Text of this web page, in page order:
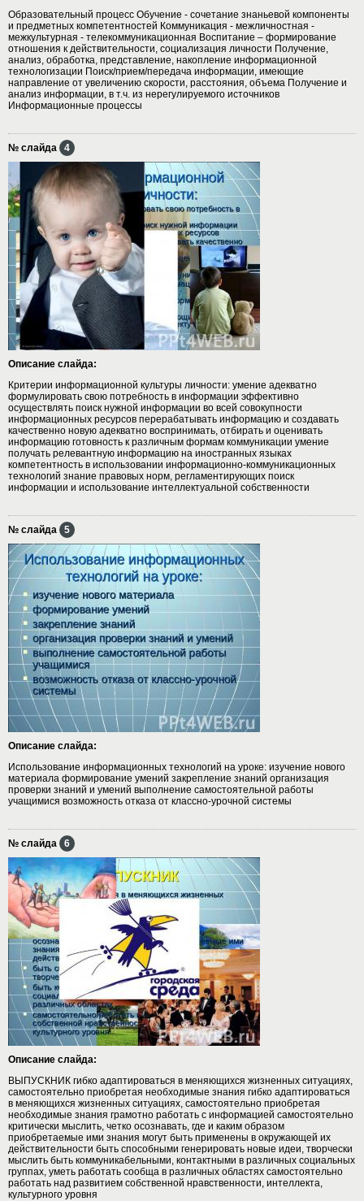
Образовательный процесс Обучение - сочетание знаньевой компоненты
и предметных компетентностей Коммуникация - межличностная -
межкультурная - телекоммуникационная Воспитание – формирование
отношения к действительности, социализация личности Получение,
анализ, обработка, представление, накопление информационной
технологизации Поиск/прием/передача информации, имеющие
направление от увеличению скорости, расстояния, объема Получение и
анализ информации, в т.ч. из нерегулируемого источников
Информационные процессы
№ слайда 4
Описание слайда:
Критерии информационной культуры личности: умение адекватно
формулировать свою потребность в информации эффективно
осуществлять поиск нужной информации во всей совокупности
информационных ресурсов перерабатывать информацию и создавать
качественно новую адекватно воспринимать, отбирать и оценивать
информацию готовность к различным формам коммуникации умение
получать релевантную информацию на иностранных языках
компетентность в использовании информационно-коммуникационных
технологий знание правовых норм, регламентирующих поиск
информации и использование интеллектуальной собственности
№ слайда 5
Описание слайда:
Использование информационных технологий на уроке: изучение нового
материала формирование умений закрепление знаний организация
проверки знаний и умений выполнение самостоятельной работы
учащимися возможность отказа от классно-урочной системы
№ слайда 6
Описание слайда:
ВЫПУСКНИК гибко адаптироваться в меняющихся жизненных ситуациях,
самостоятельно приобретая необходимые знания гибко адаптироваться
в меняющихся жизненных ситуациях, самостоятельно приобретая
необходимые знания грамотно работать с информацией самостоятельно
критически мыслить, четко осознавать, где и каким образом
приобретаемые ими знания могут быть применены в окружающей их
действительности быть способными генерировать новые идеи, творчески
мыслить быть коммуникабельными, контактными в различных социальных
группах, уметь работать сообща в различных областях самостоятельно
работать над развитием собственной нравственности, интеллекта,
культурного уровня